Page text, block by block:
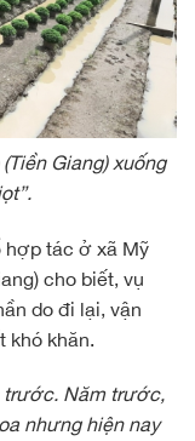
Giang) xuống
hợp tác ở xã Mỹ
cho biết, vụ
do đi lại, vận
khó khăn.
trước. Năm trước,
nhưng hiện nay